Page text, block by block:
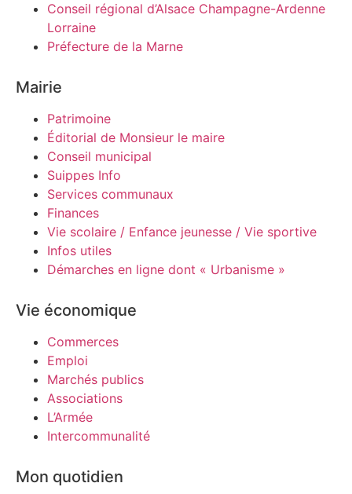
Conseil régional d’Alsace Champagne-Ardenne
Lorraine
Préfecture de la Marne
Mairie
Patrimoine
Éditorial de Monsieur le maire
Conseil municipal
Suippes Info
Services communaux
Finances
Vie scolaire / Enfance jeunesse / Vie sportive
Infos utiles
Démarches en ligne dont « Urbanisme »
Vie économique
Commerces
Emploi
Marchés publics
Associations
L’Armée
Intercommunalité
Mon quotidien